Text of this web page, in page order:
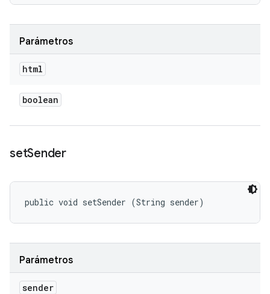
Parámetros
html
boolean
setSender
public void setSender (String sender)
Parámetros
sender